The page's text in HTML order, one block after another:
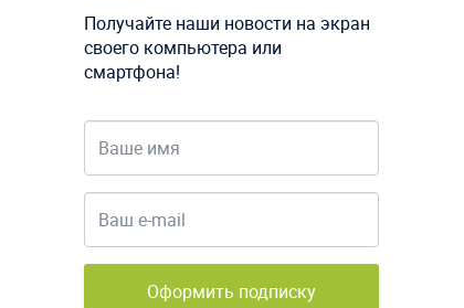
Получайте наши новости на экран
своего компьютера или
смартфона!
Оформить подписку